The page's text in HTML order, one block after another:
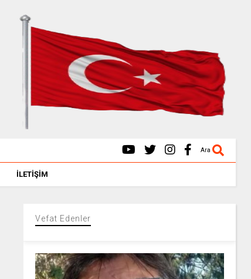
Ara
İLETİŞİM
Vefat Edenler